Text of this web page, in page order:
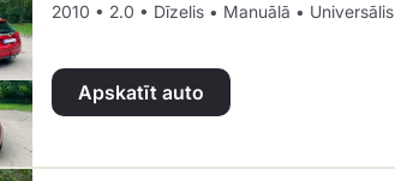
2010 • 2.0 • Dīzelis • Manuālā • Universālis
Apskatīt auto